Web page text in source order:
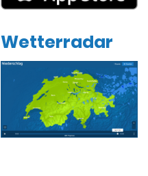
Wetterradar